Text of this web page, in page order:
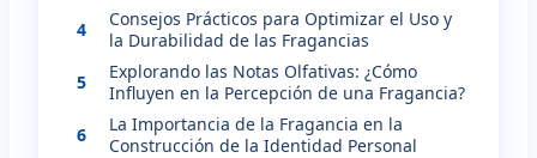
4
Consejos Prácticos para Optimizar el Uso y
la Durabilidad de las Fragancias
5
Explorando las Notas Olfativas: ¿Cómo
Influyen en la Percepción de una Fragancia?
6
La Importancia de la Fragancia en la
Construcción de la Identidad Personal